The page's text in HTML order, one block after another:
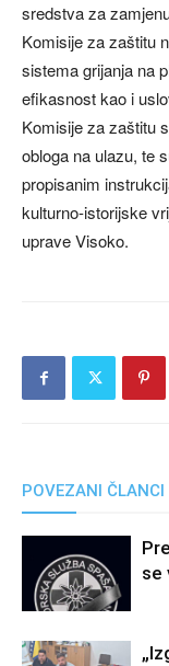
sredstva za
Komisije za zaštitu
sistema grijanja na
efikasnost kao i
Komisije za zaštitu
obloga na ulazu, te
propisanim
kulturno-istorijske
uprave Visoko.
POVEZANI ČLANCI
se